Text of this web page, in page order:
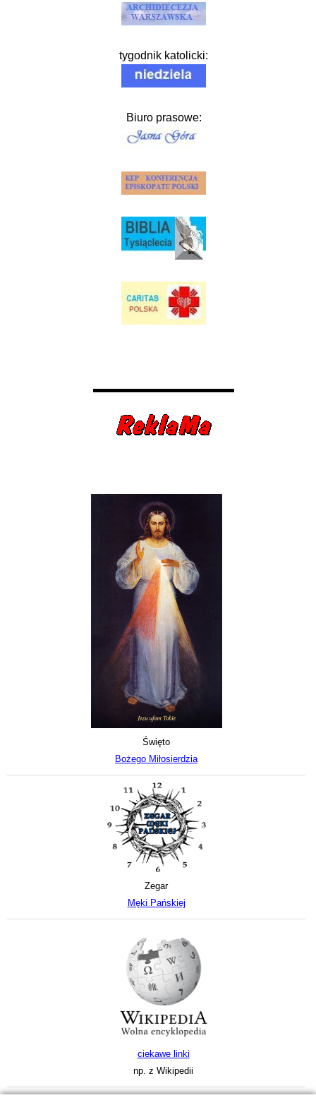
tygodnik katolicki:
Biuro prasowe:
Święto
Bożego Miłosierdzia
Zegar
Męki Pańskiej
ciekawe linki
np. z Wikipedii